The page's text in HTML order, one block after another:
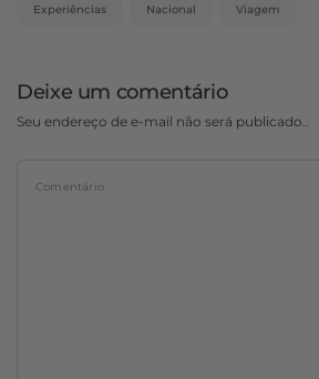
Experiências Nacional Viagem
Deixe um comentário
Seu endereço de e-mail não será publicado..
Comentário